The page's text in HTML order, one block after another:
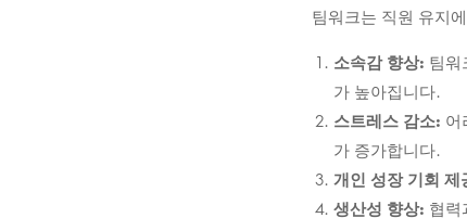
치
는
영
향
팀워크는 직원 유지
소속감 향상: 팀워
가 높아집니다.
스트레스 감소: 어
가 증가합니다.
개인 성장 기회 제
생산성 향상: 협력